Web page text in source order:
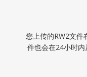
您上传的RW2文件
件也会在24小时